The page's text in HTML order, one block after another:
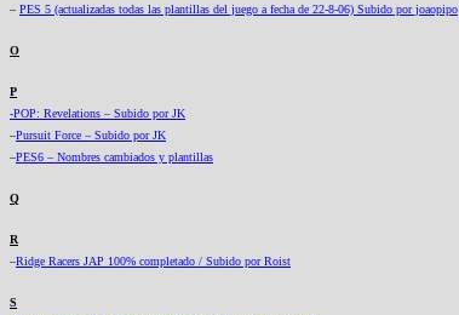
– PES 5 (actualizadas todas las plantillas del juego a fecha de 22-8-06) Subido por joaopipo
O
P
-POP: Revelations – Subido por JK
–Pursuit Force – Subido por JK
–PES6 – Nombres cambiados y plantillas
Q
R
–Ridge Racers JAP 100% completado / Subido por Roist
S